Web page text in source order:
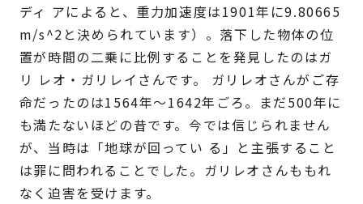
ディ アによると、重力加速度は1901年に9.80665
m/s^2と決められています）。落下した物体の位
置が時間の二乗に比例することを発見したのはガ
リ レオ・ガリレイさんです。 ガリレオさんがご存
命だったのは1564年～1642年ごろ。まだ500年に
も満たないほどの昔です。今では信じられません
が、当時は「地球が回ってい る」と主張すること
は罪に問われることでした。ガリレオさんももれ
なく迫害を受けます。